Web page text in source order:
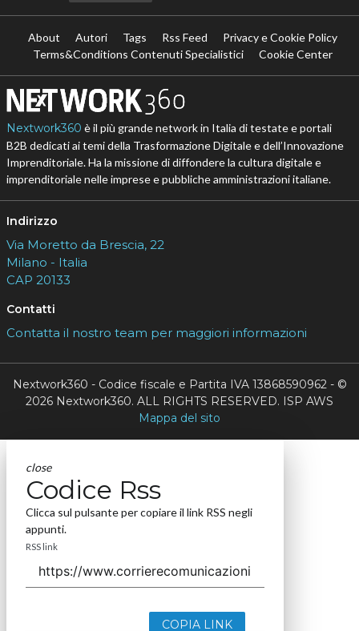
About Autori Tags Rss Feed
Privacy e Cookie Policy
Terms&Conditions Contenuti Specialistici
Cookie Center
Nextwork360 è il più grande network in Italia di testate e portali
B2B dedicati ai temi della Trasformazione Digitale e dell’Innovazione
Imprenditoriale. Ha la missione di diffondere la cultura digitale e
imprenditoriale nelle imprese e pubbliche amministrazioni italiane.
Indirizzo
Via Moretto da Brescia, 22
Milano - Italia
CAP 20133
Contatti
Contatta il nostro team per maggiori informazioni
Nextwork360 - Codice fiscale e Partita IVA 13868590962 - ©
2026 Nextwork360. ALL RIGHTS RESERVED. ISP AWS
Mappa del sito
close
Codice Rss
Clicca sul pulsante per copiare il link RSS negli
appunti.
RSS link
COPIA LINK